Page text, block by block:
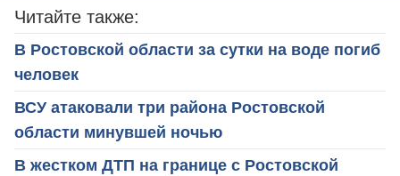
Читайте также:
В Ростовской области за сутки на воде погиб
человек
ВСУ атаковали три района Ростовской
области минувшей ночью
В жестком ДТП на границе с Ростовской